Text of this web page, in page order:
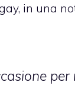
in una